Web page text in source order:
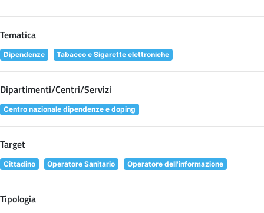
Tematica
Dipendenze Tabacco e Sigarette elettroniche
Dipartimenti/Centri/Servizi
Centro nazionale dipendenze e doping
Target
Cittadino Operatore Sanitario Operatore dell'informazione
Tipologia